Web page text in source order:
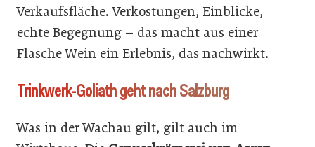
Verkaufsfläche. Verkostungen, Einblicke,
echte Begegnung – das macht aus einer
Flasche Wein ein Erlebnis, das nachwirkt.
Trinkwerk-Goliath geht nach Salzburg
Was in der Wachau gilt, gilt auch im